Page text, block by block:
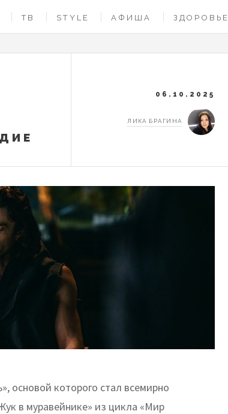
ТВ STYLE АФИША ЗДОРОВЬЕ
06.10.2025
ЛИКА БРАГИНА
основой которого стал всемирно
в муравейнике» из цикла «Мир